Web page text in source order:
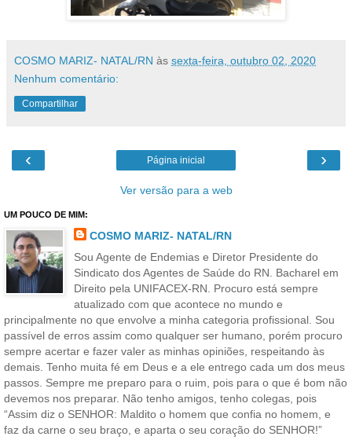
COSMO MARIZ- NATAL/RN às sexta-feira, outubro 02, 2020
Nenhum comentário:
Compartilhar
‹ ›
Página inicial
Ver versão para a web
UM POUCO DE MIM:
COSMO MARIZ- NATAL/RN
Sou Agente de Endemias e Diretor Presidente do
Sindicato dos Agentes de Saúde do RN. Bacharel em
Direito pela UNIFACEX-RN. Procuro está sempre
atualizado com que acontece no mundo e
principalmente no que envolve a minha categoria profissional. Sou
passível de erros assim como qualquer ser humano, porém procuro
sempre acertar e fazer valer as minhas opiniões, respeitando às
demais. Tenho muita fé em Deus e a ele entrego cada um dos meus
passos. Sempre me preparo para o ruim, pois para o que é bom não
devemos nos preparar. Não tenho amigos, tenho colegas, pois
“Assim diz o SENHOR: Maldito o homem que confia no homem, e
faz da carne o seu braço, e aparta o seu coração do SENHOR!”